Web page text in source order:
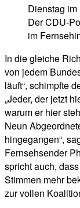
Der CDU-
im
In die gleiche
von jedem
läuft“, schimpfte
„Jeder, der jetzt
warum er hier
Neun
hingegangen“,
Fernsehsender
spricht auch,
Stimmen mehr
zur vollen